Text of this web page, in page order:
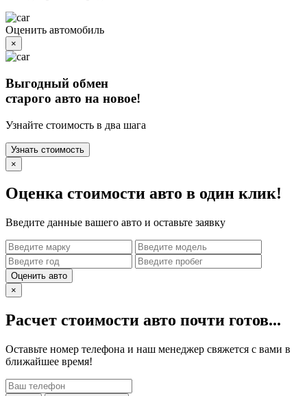
Оценить автомобиль
×
Выгодный обмен
старого авто на новое!
Узнайте стоимость в два шага
Узнать стоимость
×
Оценка стоимости авто в один клик!
Введите данные вашего авто и оставьте заявку
Оценить авто
×
Расчет стоимости авто почти готов...
Оставьте номер телефона и наш менеджер свяжется с вами в
ближайшее время!